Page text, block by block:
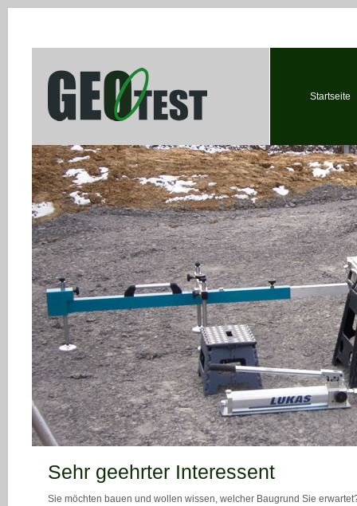
Startseite
Sehr geehrter Interessent
Sie möchten bauen und wollen wissen, welcher Baugrund Sie